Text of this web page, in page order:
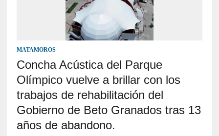
MATAMOROS
Concha Acústica del Parque
Olímpico vuelve a brillar con los
trabajos de rehabilitación del
Gobierno de Beto Granados tras 13
años de abandono.